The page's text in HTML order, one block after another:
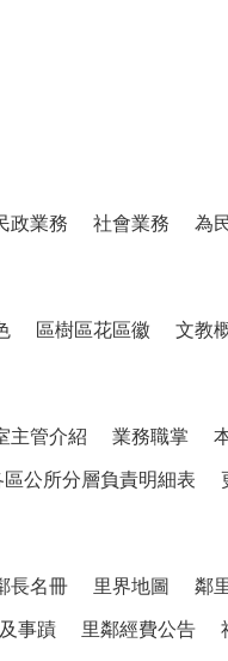
政業務 社會業務 為
區樹區花區徽 文教
主管介紹 業務職掌
公所分層負責明細表
長名冊 里界地圖 鄰
事蹟 里鄰經費公告